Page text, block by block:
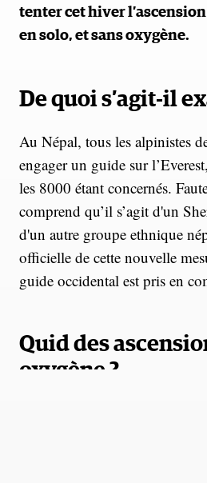
tenter cet hiver
en solo, et sans oxygène.
De quoi s’agit-il
Au Népal, tous les alpinistes
engager un guide sur
les 8000 étant concernés.
comprend qu’il s’agit d'un
d'un autre groupe ethnique
officielle de cette nouvelle
guide occidental est pris en
Quid des
oxygène ?